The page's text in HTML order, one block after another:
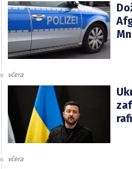
včera
včera